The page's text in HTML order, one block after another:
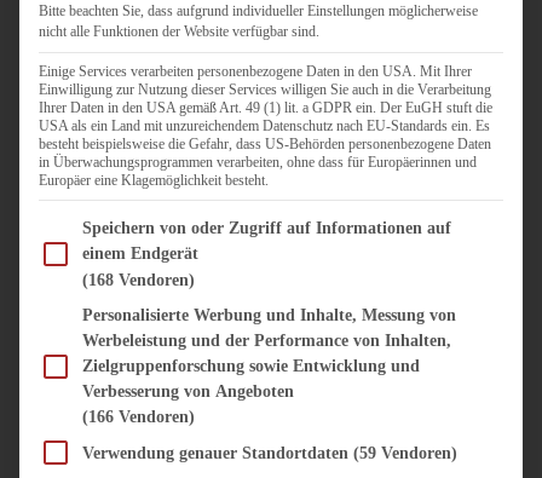
FLEISCH & FISCH
GRILLEN / BARBECUE
HERZHAFTES BACKEN
ONE-POT-GERICHTE
PASTA & NUDELGERICHTE
PIZZA, TARTES & QUICHES
REIS & RISOTTO
SALATE & SNACKS
SUPPENKASPEREIEN
VORSPEISEN
SÜSS & HERZHAFT
BROTAUFSTRICH
DIPS, SAUCEN, CHUTNEYS
Bitte beachten Sie, dass aufgrund individueller Einstellungen möglicherweise
nicht alle Funktionen der Website verfügbar sind.
Einige Services verarbeiten personenbezogene Daten in den USA. Mit Ihrer
Einwilligung zur Nutzung dieser Services willigen Sie auch in die Verarbeitung
Ihrer Daten in den USA gemäß Art. 49 (1) lit. a GDPR ein. Der EuGH stuft die
USA als ein Land mit unzureichendem Datenschutz nach EU-Standards ein. Es
besteht beispielsweise die Gefahr, dass US-Behörden personenbezogene Daten
in Überwachungsprogrammen verarbeiten, ohne dass für Europäerinnen und
Europäer eine Klagemöglichkeit besteht.
Im Folgenden finden Sie eine Liste der Zwecke des IAB Transparency and Consent
Speichern von oder Zugriff auf Informationen auf
einem Endgerät
(168 Vendoren)
Personalisierte Werbung und Inhalte, Messung von
Werbeleistung und der Performance von Inhalten,
Zielgruppenforschung sowie Entwicklung und
Verbesserung von Angeboten
(166 Vendoren)
Verwendung genauer Standortdaten (59 Vendoren)